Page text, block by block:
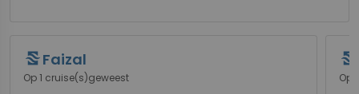
Faizal
Op 1 cruise(s)geweest Op